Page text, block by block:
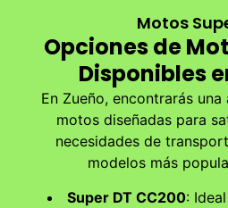
Motos
Opciones de
Disponibles
En Zueño, encontrarás
motos diseñadas para
necesidades de
modelos más
Super DT CC200: